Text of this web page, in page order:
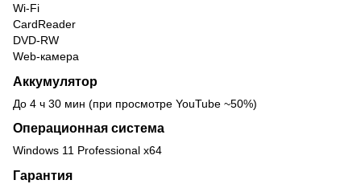
Wi-Fi
CardReader
DVD-RW
Web-камера
Аккумулятор
До 4 ч 30 мин (при просмотре YouTube ~50%)
Операционная система
Windows 11 Professional x64
Гарантия